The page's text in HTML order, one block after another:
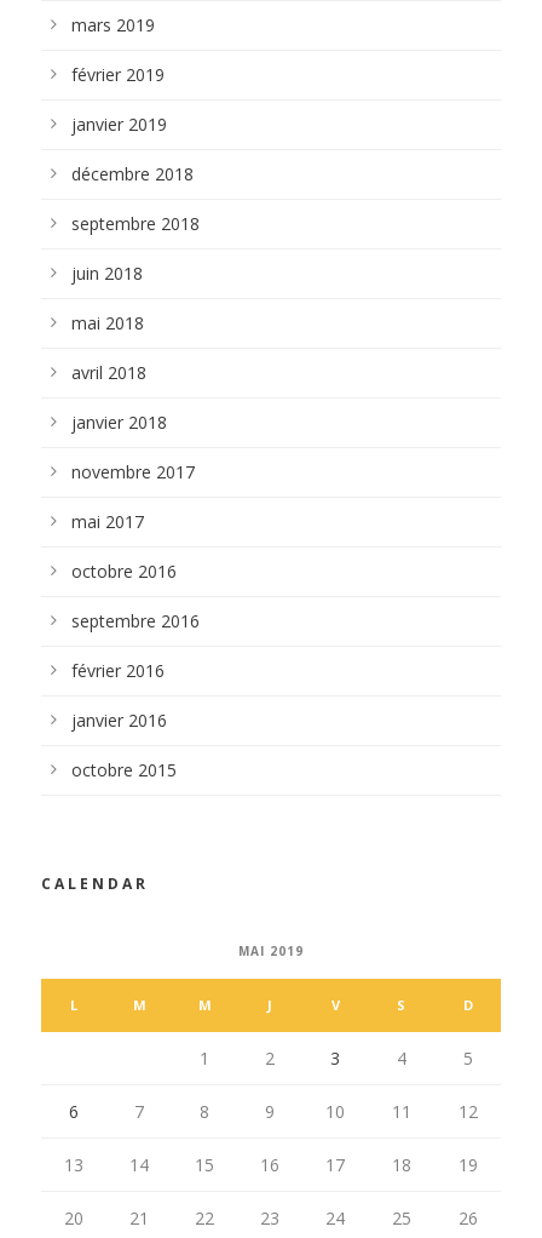
mars 2019
février 2019
janvier 2019
décembre 2018
septembre 2018
juin 2018
mai 2018
avril 2018
janvier 2018
novembre 2017
mai 2017
octobre 2016
septembre 2016
février 2016
janvier 2016
octobre 2015
CALENDAR
MAI 2019
L M M J V S D
1 2 3 4 5
6 7 8 9 10 11 12
13 14 15 16 17 18 19
20 21 22 23 24 25 26